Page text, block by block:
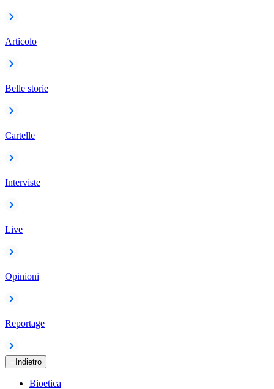
Articolo
Belle storie
Cartelle
Interviste
Live
Opinioni
Reportage
Indietro
Bioetica